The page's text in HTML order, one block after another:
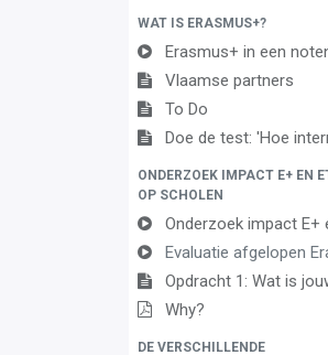
WAT IS ERASMUS+?
Erasmus+ in een
Vlaamse partners
To Do
Doe de test: 'Hoe internationaal is
ONDERZOEK IMPACT E+ EN
OP SCHOLEN
Onderzoek impact E+ en
Evaluatie afgelopen Erasmus+ programma en mid
Opdracht 1: Wat is jouw/
Why?
DE VERSCHILLENDE